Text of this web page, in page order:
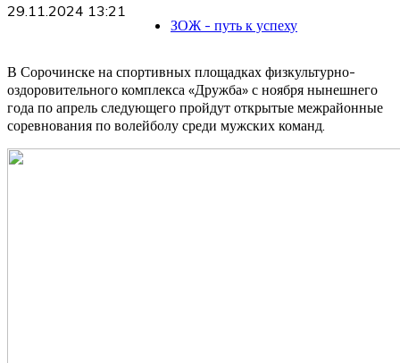
29.11.2024 13:21
ЗОЖ - путь к успеху
В Сорочинске на спортивных площадках физкультурно-
оздоровительного комплекса «Дружба» с ноября нынешнего
года по апрель следующего пройдут открытые межрайонные
соревнования по волейболу среди мужских команд.